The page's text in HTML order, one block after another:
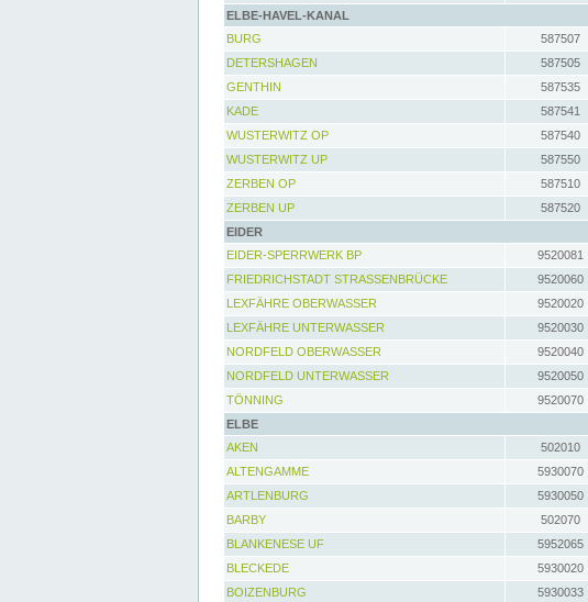
ELBE-HAVEL-KANAL
BURG
587507
DETERSHAGEN
587505
GENTHIN
587535
KADE
587541
WUSTERWITZ OP
587540
WUSTERWITZ UP
587550
ZERBEN OP
587510
ZERBEN UP
587520
EIDER
EIDER-SPERRWERK BP
9520081
FRIEDRICHSTADT STRASSENBRÜCKE
9520060
LEXFÄHRE OBERWASSER
9520020
LEXFÄHRE UNTERWASSER
9520030
NORDFELD OBERWASSER
9520040
NORDFELD UNTERWASSER
9520050
TÖNNING
9520070
ELBE
AKEN
502010
ALTENGAMME
5930070
ARTLENBURG
5930050
BARBY
502070
BLANKENESE UF
5952065
BLECKEDE
5930020
BOIZENBURG
5930033